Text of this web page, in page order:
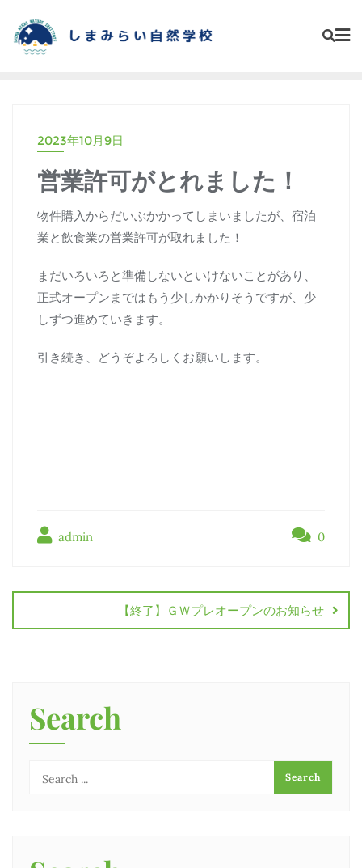
content
2023年10月9日
営業許可がとれました！
物件購入からだいぶかかってしまいましたが、宿泊
業と飲食業の営業許可が取れました！
まだいろいろと準備しないといけないことがあり、
正式オープンまではもう少しかかりそうですが、少
しずつ進めていきます。
引き続き、どうぞよろしくお願いします。
admin 0
投
ナ
ゲ
ー
シ
【終了】ＧＷプレオープンのお知らせ
Search